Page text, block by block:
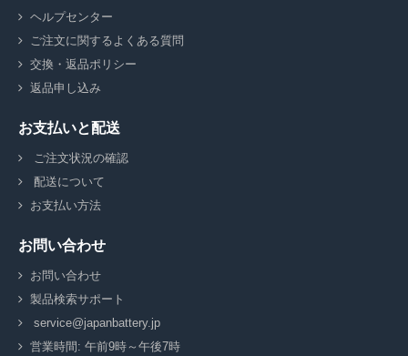
ヘルプセンター
ご注文に関するよくある質問
交換・返品ポリシー
返品申し込み
お支払いと配送
ご注文状況の確認
配送について
お支払い方法
お問い合わせ
お問い合わせ
製品検索サポート
service@japanbattery.jp
営業時間: 午前9時～午後7時